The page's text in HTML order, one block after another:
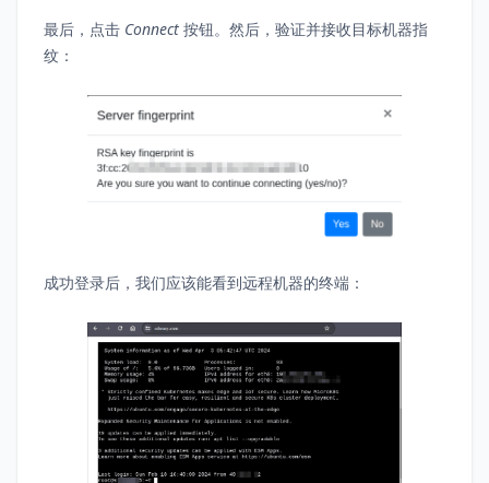
最后，点击 Connect 按钮。然后，验证并接收目标机器指
纹：
成功登录后，我们应该能看到远程机器的终端：